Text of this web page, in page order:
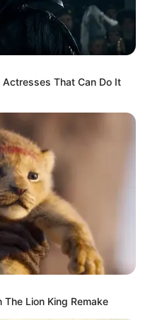
That Can Do It
Lion King Remake